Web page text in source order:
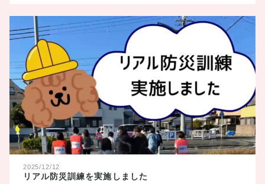
2025/12/12
リアル防災訓練を実施しました